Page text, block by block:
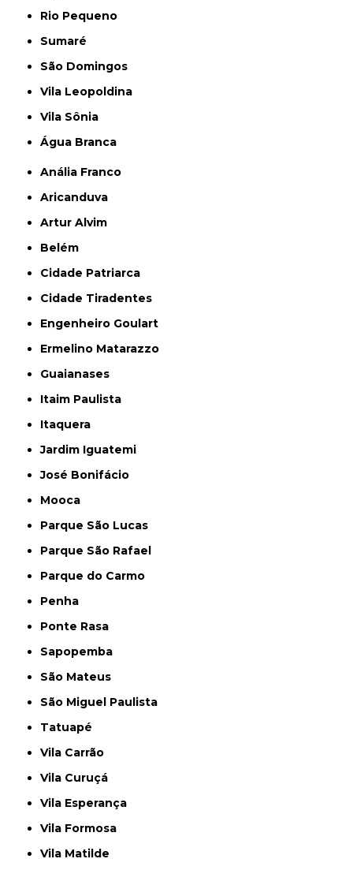
Rio Pequeno
Sumaré
São Domingos
Vila Leopoldina
Vila Sônia
Água Branca
Anália Franco
Aricanduva
Artur Alvim
Belém
Cidade Patriarca
Cidade Tiradentes
Engenheiro Goulart
Ermelino Matarazzo
Guaianases
Itaim Paulista
Itaquera
Jardim Iguatemi
José Bonifácio
Mooca
Parque São Lucas
Parque São Rafael
Parque do Carmo
Penha
Ponte Rasa
Sapopemba
São Mateus
São Miguel Paulista
Tatuapé
Vila Carrão
Vila Curuçá
Vila Esperança
Vila Formosa
Vila Matilde